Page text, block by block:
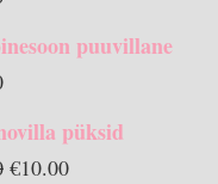
puuvillane
püksid
Algne
€10.00Praegune